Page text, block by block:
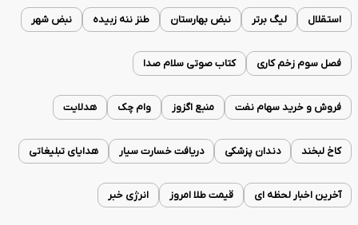
استقلال لیگ برتر نبض بهارستان طنز ننه زبیده نبض شهر
فصل سوم زخم کاری کتاب صوتی سلام صدا
فروش و خرید سهام نفت منبع اگزوز وام چک هدلایت
کاخ لبخند دندان پزشکی دریافت خسارت سیار هدایای تبلیغاتی
آخرین اخبار لحظه ای قیمت طلا امروز انرژی خبر